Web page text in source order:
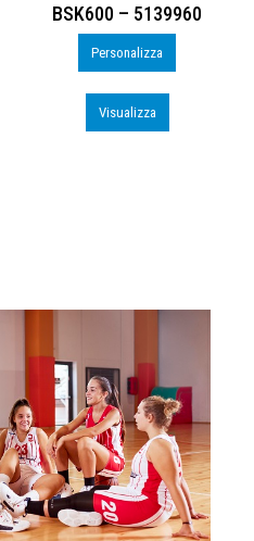
BSK600 – 5139960
Personalizza
Visualizza